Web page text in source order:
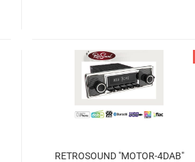
RETROSOUND "MOTOR-4DAB"